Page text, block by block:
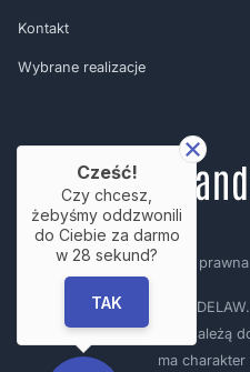
Kontakt
Wybrane realizacje
Regulamin Nota prawna
Copyright © by
Prezentowane logotypy należą
ma
Cześć!
Czy chcesz,
żebyśmy oddzwonili
do Ciebie za darmo
w 28 sekund?
TAK